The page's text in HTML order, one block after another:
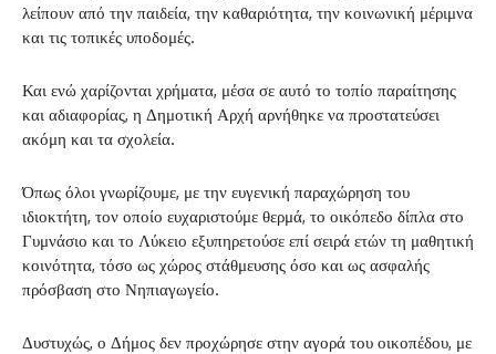
λείπουν από την παιδεία, την καθαριότητα, την κοινωνική μέριμνα
και τις τοπικές υποδομές.
Και ενώ χαρίζονται χρήματα, μέσα σε αυτό το τοπίο παραίτησης
και αδιαφορίας, η Δημοτική Αρχή αρνήθηκε να προστατεύσει
ακόμη και τα σχολεία.
Όπως όλοι γνωρίζουμε, με την ευγενική παραχώρηση του
ιδιοκτήτη, τον οποίο ευχαριστούμε θερμά, το οικόπεδο δίπλα στο
Γυμνάσιο και το Λύκειο εξυπηρετούσε επί σειρά ετών τη μαθητική
κοινότητα, τόσο ως χώρος στάθμευσης όσο και ως ασφαλής
πρόσβαση στο Νηπιαγωγείο.
Δυστυχώς, ο Δήμος δεν προχώρησε στην αγορά του οικοπέδου, με